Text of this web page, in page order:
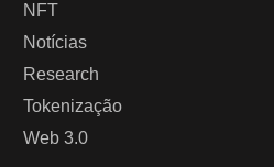
NFT
Notícias
Research
Tokenização
Web 3.0